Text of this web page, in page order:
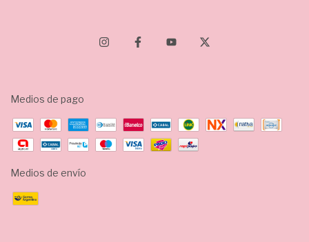
Medios de pago
Medios de envío